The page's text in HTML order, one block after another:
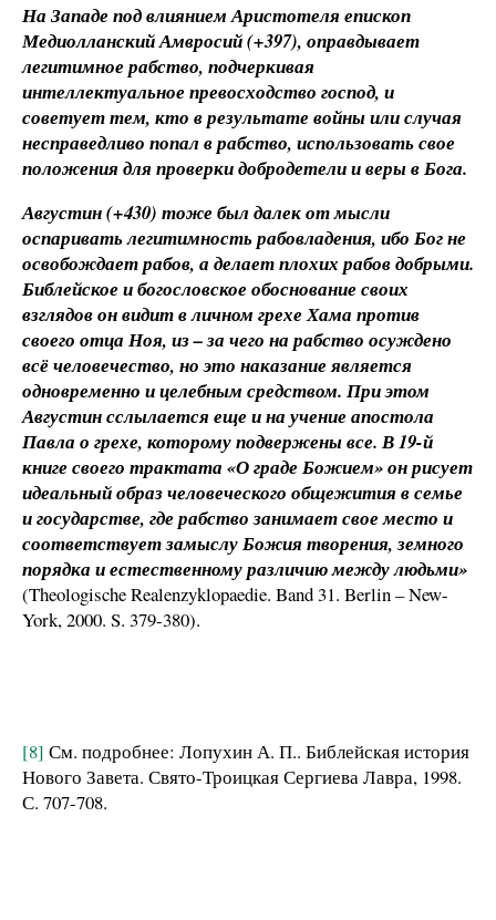
На Западе под влиянием Аристотеля епископ
Медиолланский Амвросий (+397), оправдывает
легитимное рабство, подчеркивая
интеллектуальное превосходство господ, и
советует тем, кто в результате войны или случая
несправедливо попал в рабство, использовать свое
положения для проверки добродетели и веры в Бога.
Августин (+430) тоже был далек от мысли
оспаривать легитимность рабовладения, ибо Бог не
освобождает рабов, а делает плохих рабов добрыми.
Библейское и богословское обоснование своих
взглядов он видит в личном грехе Хама против
своего отца Ноя, из – за чего на рабство осуждено
всё человечество, но это наказание является
одновременно и целебным средством. При этом
Августин сслылается еще и на учение апостола
Павла о грехе, которому подвержены все. В 19-й
книге своего трактата «О граде Божием» он рисует
идеальный образ человеческого общежития в семье
и государстве, где рабство занимает свое место и
соответствует замыслу Божия творения, земного
порядка и естественному различию между людьми»
(Theologische Realenzyklopaedie. Band 31. Berlin – New-
York, 2000. S. 379-380).
[8] См. подробнее: Лопухин А. П.. Библейская история
Нового Завета. Свято-Троицкая Сергиева Лавра, 1998.
С. 707-708.